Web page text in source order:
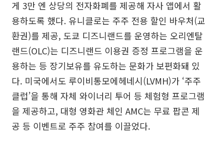
게 3만 엔 상당의 전자화폐를 제공해 자사 앱에서 활
용하도록 했다. 유니클로는 주주 전용 할인 바우처(교
환권)를 제공, 도쿄 디즈니랜드를 운영하는 오리엔탈
랜드(OLC)는 디즈니랜드 이용권 증정 프로그램을 운
용하는 등 장기보유를 유도하는 문화가 보편화돼 있
다. 미국에서도 루이비통모에헤네시(LVMH)가 ‘주주
클럽’을 통해 자체 와이너리 투어 등 체험형 프로그램
을 제공하고, 대형 영화관 체인 AMC는 무료 팝콘 제
공 등 이벤트로 주주 참여를 이끌었다.